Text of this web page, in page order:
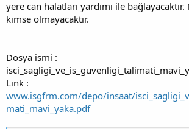
yere can halatları yardımı ile
kimse olmayacaktır.
Dosya ismi :
Link :
www.isgfrm.com/depo/insaat/
mati_mavi_yaka.pdf